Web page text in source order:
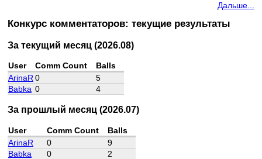
Дальше...
Конкурс комментаторов: текущие результаты
За текущий месяц (2026.08)
User Comm Count
Balls
ArinaR 0
5
Babka 0 4
За прошлый месяц (2026.07)
User Comm Count
Balls
ArinaR
0
9
Babka
0
2